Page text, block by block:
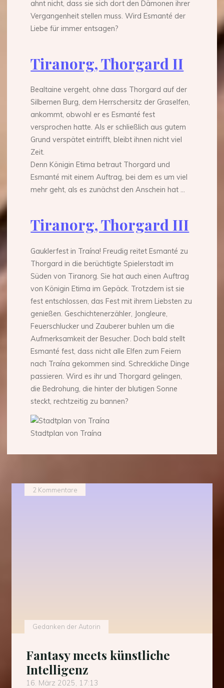
ahnt nicht, dass sie sich dort den Dämonen ihrer
Vergangenheit stellen muss. Wird Esmanté der
Liebe für immer entsagen?
Tiranorg, Thorgard II
Bealtaine vergeht, ohne dass Thorgard auf der
Silbernen Burg, dem Herrschersitz der Graselfen,
ankommt, obwohl er es Esmanté fest
versprochen hatte. Als er schließlich aus gutem
Grund verspätet eintrifft, bleibt ihnen nicht viel
Zeit.
Denn Königin Etima betraut Thorgard und
Esmanté mit einem Auftrag, bei dem es um viel
mehr geht, als es zunächst den Anschein hat …
Tiranorg, Thorgard III
Gauklerfest in Traína! Freudig reitet Esmanté zu
Thorgard in die berüchtigte Spielerstadt im
Süden von Tiranorg. Sie hat auch einen Auftrag
von Königin Etima im Gepäck. Trotzdem ist sie
fest entschlossen, das Fest mit ihrem Liebsten zu
genießen. Geschichtenerzähler, Jongleure,
Feuerschlucker und Zauberer buhlen um die
Aufmerksamkeit der Besucher. Doch bald stellt
Esmanté fest, dass nicht alle Elfen zum Feiern
nach Traína gekommen sind. Schreckliche Dinge
passieren. Wird es ihr und Thorgard gelingen,
die Bedrohung, die hinter der blutigen Sonne
steckt, rechtzeitig zu bannen?
Stadtplan von Traína
Gedanken der Autorin
2 Kommentare
Fantasy meets künstliche
Intelligenz
16. März 2025, 17:13